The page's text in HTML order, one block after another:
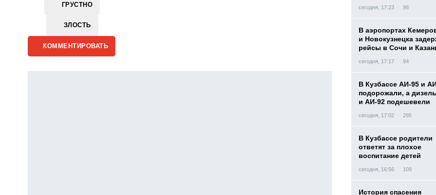
ГРУСТНО
ЗЛОСТЬ
КОММЕНТИРОВАТЬ
сегодня, 17:23 98
В аэропортах
и Новокузнецка
рейсы в Сочи и
сегодня, 17:17 94
В Кузбассе АИ-95 и
подорожали, а дизель
и АИ-92 подешевели
сегодня, 17:02 295
В Кузбассе родители
ответят за плохое
воспитание детей
сегодня, 16:56 109
История спасения